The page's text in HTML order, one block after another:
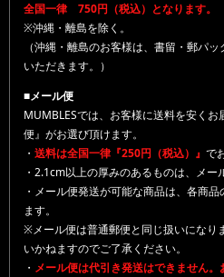
全国一律 750円（税込）となります。
※沖縄・離島を除く。
（沖縄・離島のお客様は、書留・郵パ
いただきます。）
■メール便
MUMBLESでは、お客様に送料を安く
便』がお選び頂けます。
・ 送料は全国一律『250円（税込）』 で
・2.1cm以上の厚みのあるものは、メー
・メール便発送が可能な商品は、各商
ます。
※メール便は普通郵便と同じ扱いになり
いかねますのでご了承ください。
・ メール便は代引き発送はできません